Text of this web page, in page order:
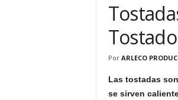
Tostado
Por ARLECO
Las tostadas
se sirven